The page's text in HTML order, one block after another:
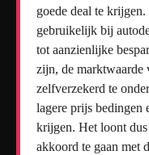
goede deal te
gebruikelijk bij
tot aanzienlijke
zijn, de marktwaarde
zelfverzekerd te
lagere prijs bedingen
krijgen. Het loont dus
akkoord te gaan met